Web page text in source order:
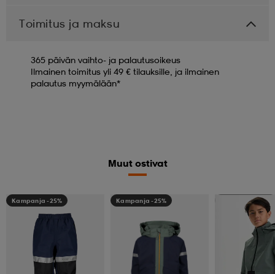
Toimitus ja maksu
365 päivän vaihto- ja palautusoikeus
Ilmainen toimitus yli 49 € tilauksille, ja ilmainen
palautus myymälään*
Muut ostivat
Kampanja -25% Kampanja -25% Kampanja -25%